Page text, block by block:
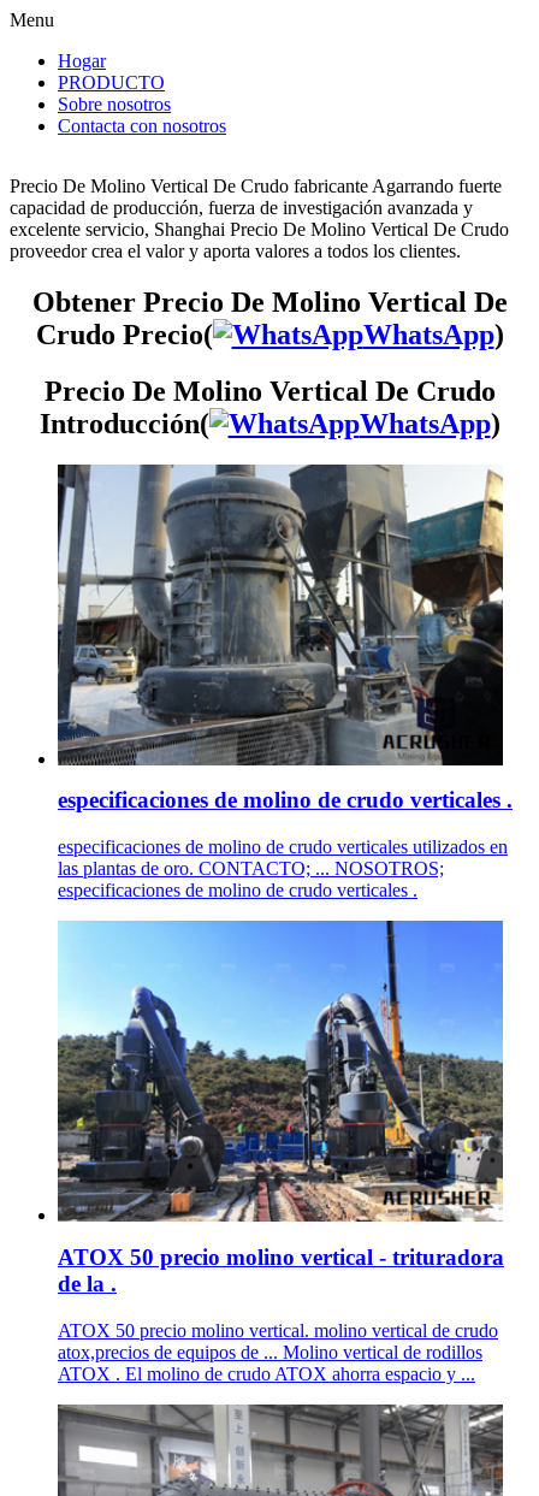
Menu
Hogar
PRODUCTO
Sobre nosotros
Contacta con nosotros
Precio De Molino Vertical De Crudo fabricante Agarrando fuerte
capacidad de producción, fuerza de investigación avanzada y
excelente servicio, Shanghai Precio De Molino Vertical De Crudo
proveedor crea el valor y aporta valores a todos los clientes.
Obtener Precio De Molino Vertical De
Crudo Precio(
WhatsApp)
Precio De Molino Vertical De Crudo
Introducción(
WhatsApp)
especificaciones de molino de crudo verticales .
especificaciones de molino de crudo verticales utilizados en
las plantas de oro. CONTACTO; ... NOSOTROS;
especificaciones de molino de crudo verticales .
ATOX 50 precio molino vertical - trituradora
de la .
ATOX 50 precio molino vertical. molino vertical de crudo
atox,precios de equipos de ... Molino vertical de rodillos
ATOX . El molino de crudo ATOX ahorra espacio y ...